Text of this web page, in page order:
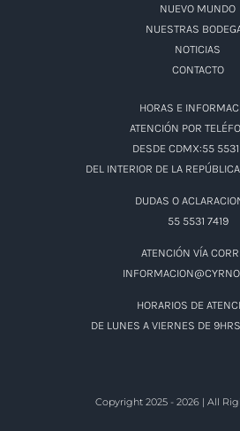
NUEVO MUNDO
NUESTRAS
NOTICIAS
CONTACTO
HORAS E
ATENCIÓN POR
DESDE CDMX:55
DEL INTERIOR DE LA
DUDAS O
55 5531 7419
ATENCIÓN VÍA
HORARIOS DE
DE LUNES A VIERNES DE
Copyright 2025 - 2026 | All